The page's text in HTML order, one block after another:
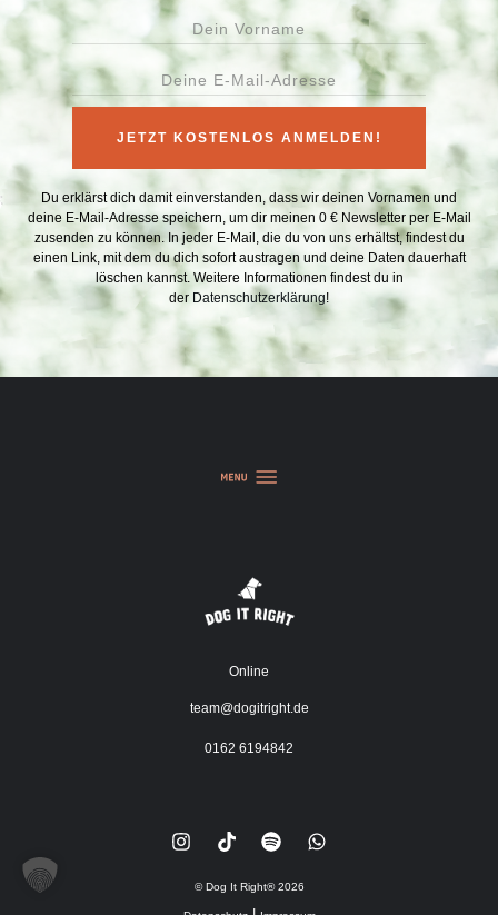
JETZT KOSTENLOS ANMELDEN!
Du erklärst dich damit einverstanden, dass wir deinen Vornamen und
deine E-Mail-Adresse speichern, um dir meinen 0 € Newsletter per E-Mail
zusenden zu können. In jeder E-Mail, die du von uns erhältst, findest du
einen Link, mit dem du dich sofort austragen und deine Daten dauerhaft
löschen kannst. Weitere Informationen findest du in
der Datenschutzerklärung!
Online
team@dogitright.de
0162 6194842
© Dog It Right®2026